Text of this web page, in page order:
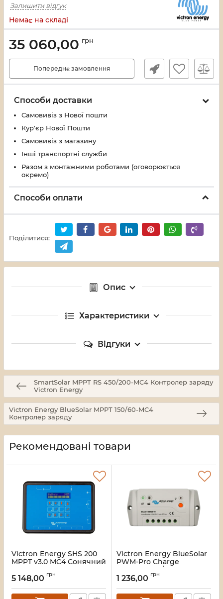
Залишити відгук
Немає на складі
35 060,00 грн
Попереднє замовлення
Способи доставки
Самовивіз з Нової пошти
Кур'єр Нової Пошти
Самовивіз з магазину
Інші транспортні служби
Разом з монтажними роботами (оговорюється
окремо)
Способи оплати
Поділитися:
Опис
Характеристики
Відгуки
SmartSolar MPPT RS 450/200-MC4 Контролер заряду
Victron Energy
Victron Energy BlueSolar MPPT 150/60-MC4
Контролер заряду
Рекомендовані товари
Victron Energy SHS 200
MPPT v3.0 MC4 Сонячний
оплатою за фактом
Артикул:16_119608
5 148,00 грн
Victron Energy BlueSolar
PWM-Pro Charge
Controller 12/24-5
Контролер заряду
Артикул:16_116472
1 236,00 грн